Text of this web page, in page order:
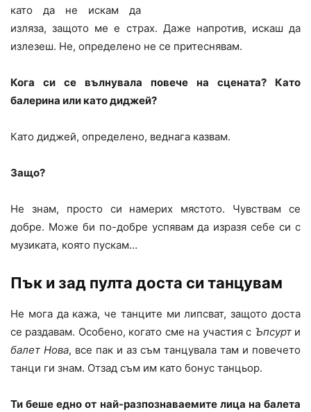
като да не искам да
изляза, защото ме е страх. Даже напротив, искаш да
излезеш. Не, определено не се притеснявам.
Кога си се вълнувала повече на сцената? Като
балерина или като диджей?
Като диджей, определено, веднага казвам.
Защо?
Не знам, просто си намерих мястото. Чувствам се
добре. Може би по-добре успявам да изразя себе си с
музиката, която пускам…
Пък и зад пулта доста си танцувам
Не мога да кажа, че танците ми липсват, защото доста
се раздавам. Особено, когато сме на участия с Ъпсурти
балет Нова, все пак и аз съм танцувала там и повечето
танци ги знам. Отзад съм им като бонус танцьор.
Ти беше едно от най-разпознаваемите лица на балета